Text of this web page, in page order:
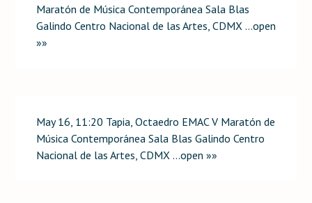
Maratón de Música Contemporánea Sala Blas
Galindo Centro Nacional de las Artes, CDMX …open
»»
May 16, 11:20 Tapia, Octaedro EMAC V Maratón de
Música Contemporánea Sala Blas Galindo Centro
Nacional de las Artes, CDMX …open »»